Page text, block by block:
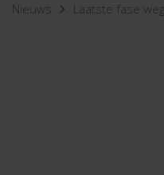
Nieuws Laatste fase